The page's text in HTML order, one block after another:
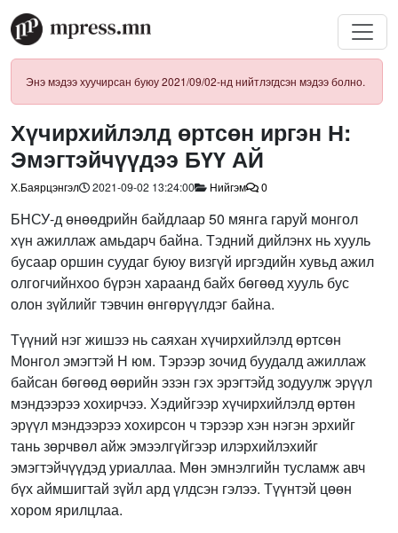
Энэ мэдээ хуучирсан буюу 2021/09/02-нд нийтлэгдсэн мэдээ болно.
Хүчирхийлэлд өртсөн иргэн Н:
Эмэгтэйчүүдээ БҮҮ АЙ
Х.Баярцэнгэл 2021-09-02 13:24:00 Нийгэм 0
БНСУ-д өнөөдрийн байдлаар 50 мянга гаруй монгол
хүн ажиллаж амьдарч байна. Тэдний дийлэнх нь хууль
бусаар оршин суудаг буюу визгүй иргэдийн хувьд ажил
олгогчийнхоо бүрэн хараанд байх бөгөөд хууль бус
олон зүйлийг тэвчин өнгөрүүлдэг байна.
Түүний нэг жишээ нь саяхан хүчирхийлэлд өртсөн
Монгол эмэгтэй Н юм. Тэрээр зочид буудалд ажиллаж
байсан бөгөөд өөрийн эзэн гэх эрэгтэйд зодуулж эрүүл
мэндээрээ хохирчээ. Хэдийгээр хүчирхийлэлд өртөн
эрүүл мэндээрээ хохирсон ч тэрээр хэн нэгэн эрхийг
тань зөрчвөл айж эмээлгүйгээр илэрхийлэхийг
эмэгтэйчүүдэд уриаллаа. Мөн эмнэлгийн тусламж авч
бүх аймшигтай зүйл ард үлдсэн гэлээ. Түүнтэй цөөн
хором ярилцлаа.